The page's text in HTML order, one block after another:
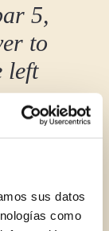
sus datos
como
5,
to
left
a